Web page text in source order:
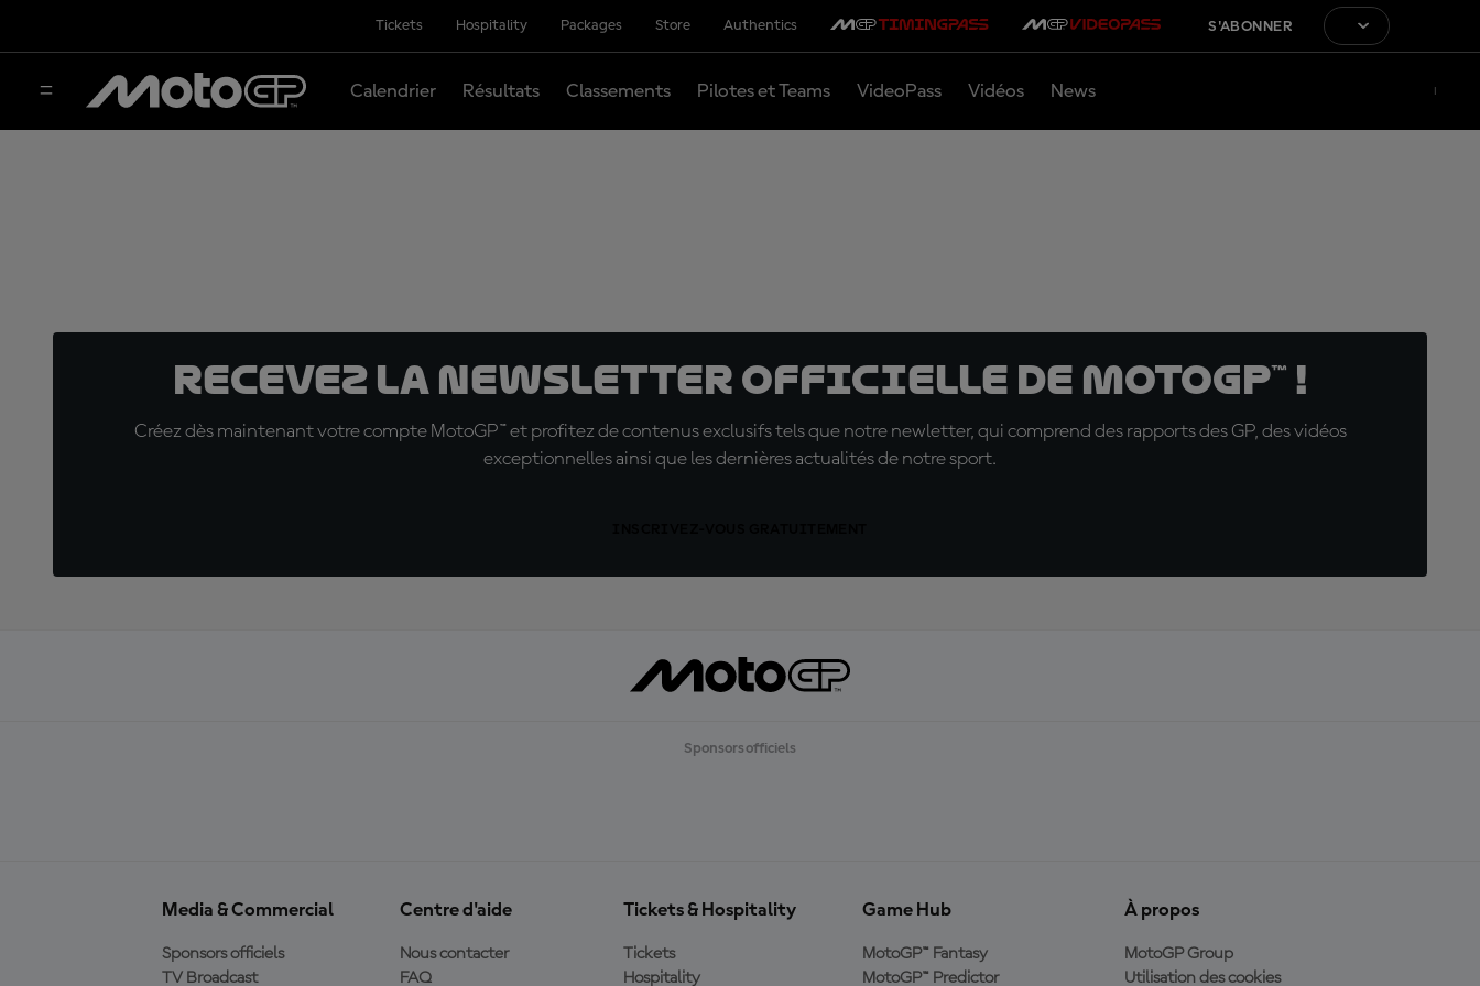
Tickets Hospitality Packages Store Authentics S'ABONNER
Calendrier Résultats Classements Pilotes et Teams VideoPass Vidéos News
Recevez la Newsletter officielle de MotoGP™ !
Créez dès maintenant votre compte MotoGP™ et profitez de contenus exclusifs tels que notre newletter, qui comprend des rapports des GP, des vidéos
exceptionnelles ainsi que les dernières actualités de notre sport.
Sponsors officiels
Media & Commercial
Sponsors officiels
TV Broadcast
Centre d'aide
Nous contacter
FAQ
Tickets & Hospitality
Tickets
Hospitality
Game Hub
MotoGP™ Fantasy
MotoGP™ Predictor
À propos
MotoGP Group
Utilisation des cookies